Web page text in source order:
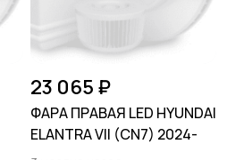
23 065 ₽
ФАРА ПРАВАЯ LED HYUNDAI
ELANTRA VII (CN7) 2024-